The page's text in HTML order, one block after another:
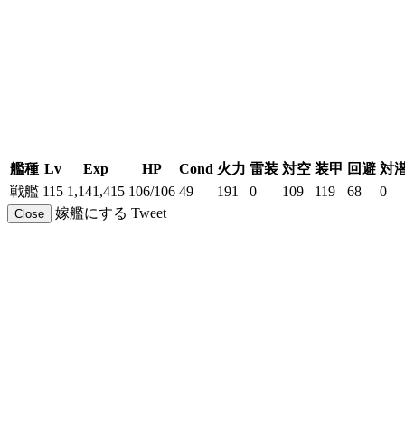
艦種 Lv Exp HP Cond 火力 雷装 対空 装甲 回避 対
戦艦 115 1,141,415 106/106 49 191 0 109 119 68 0
Close 嫁艦にする Tweet